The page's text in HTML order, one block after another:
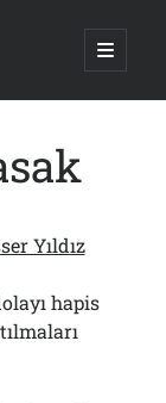
ana
Öyle mi?!..
Yıldız
hapis